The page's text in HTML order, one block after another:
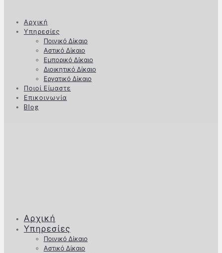
Αρχική
Υπηρεσίες
Ποινικό Δίκαιο
Αστικό Δίκαιο
Εμπορικό Δίκαιο
Διοικητικό Δίκαιο
Εργατικό Δίκαιο
Ποιοί Είμαστε
Επικοινωνία
Blog
Αρχική
Υπηρεσίες
Ποινικό Δίκαιο
Αστικό Δίκαιο